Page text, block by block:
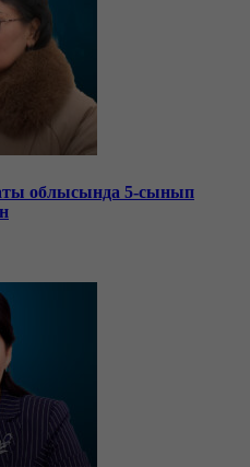
облысында 5-сынып